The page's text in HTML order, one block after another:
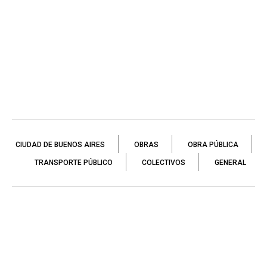
CIUDAD DE BUENOS AIRES OBRAS OBRA PÚBLICA
TRANSPORTE PÚBLICO COLECTIVOS GENERAL